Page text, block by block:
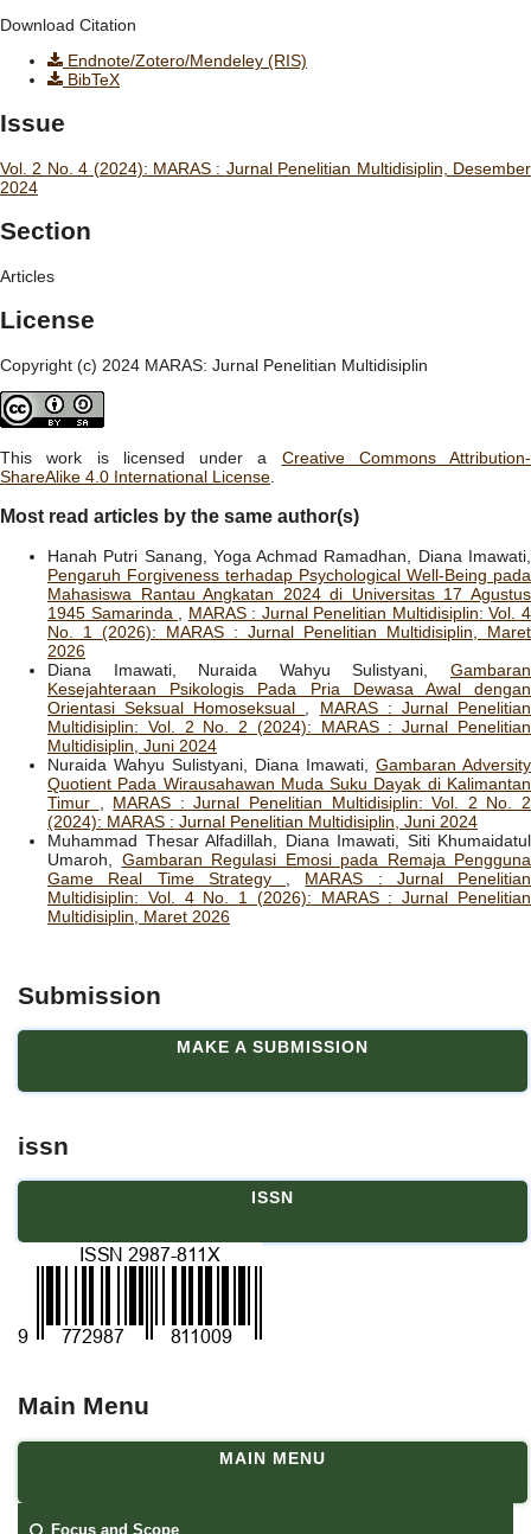
Download Citation
Endnote/Zotero/Mendeley (RIS)
BibTeX
Issue
Vol. 2 No. 4 (2024): MARAS : Jurnal Penelitian Multidisiplin, Desember
2024
Section
Articles
License
Copyright (c) 2024 MARAS: Jurnal Penelitian Multidisiplin
This work is licensed under a Creative Commons Attribution-
ShareAlike 4.0 International License
Most read articles by the same author(s)
Hanah Putri Sanang, Yoga Achmad Ramadhan, Diana Imawati,
Pengaruh Forgiveness terhadap Psychological Well-Being pada
Mahasiswa Rantau Angkatan 2024 di Universitas 17 Agustus
1945 Samarinda , MARAS : Jurnal Penelitian Multidisiplin: Vol. 4
No. 1 (2026): MARAS : Jurnal Penelitian Multidisiplin, Maret
2026
Diana Imawati, Nuraida Wahyu Sulistyani, Gambaran
Kesejahteraan Psikologis Pada Pria Dewasa Awal dengan
Orientasi Seksual Homoseksual , MARAS : Jurnal Penelitian
Multidisiplin: Vol. 2 No. 2 (2024): MARAS : Jurnal Penelitian
Multidisiplin, Juni 2024
Nuraida Wahyu Sulistyani, Diana Imawati, Gambaran Adversity
Quotient Pada Wirausahawan Muda Suku Dayak di Kalimantan
Timur , MARAS : Jurnal Penelitian Multidisiplin: Vol. 2 No. 2
(2024): MARAS : Jurnal Penelitian Multidisiplin, Juni 2024
Muhammad Thesar Alfadillah, Diana Imawati, Siti Khumaidatul
Umaroh, Gambaran Regulasi Emosi pada Remaja Pengguna
Game Real Time Strategy , MARAS : Jurnal Penelitian
Multidisiplin: Vol. 4 No. 1 (2026): MARAS : Jurnal Penelitian
Multidisiplin, Maret 2026
Submission
MAKE A SUBMISSION
issn
ISSN
Main Menu
MAIN MENU
Focus and Scope